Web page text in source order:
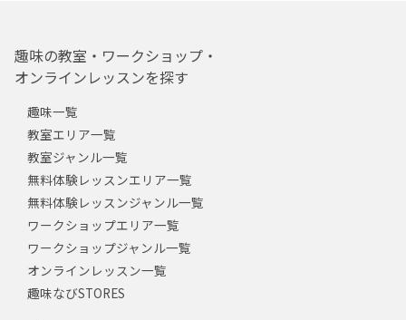
趣味の教室・ワークショップ・
オンラインレッスンを探す
趣味一覧
教室エリア一覧
教室ジャンル一覧
無料体験レッスンエリア一覧
無料体験レッスンジャンル一覧
ワークショップエリア一覧
ワークショップジャンル一覧
オンラインレッスン一覧
趣味なびSTORES